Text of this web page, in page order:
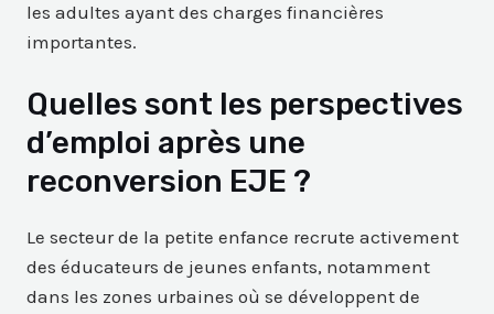
les adultes ayant des charges financières
importantes.
Quelles sont les perspectives
d’emploi après une
reconversion EJE ?
Le secteur de la petite enfance recrute activement
des éducateurs de jeunes enfants, notamment
dans les zones urbaines où se développent de